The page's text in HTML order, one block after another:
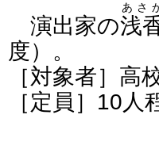
演出家の浅
あさ
度）。
［対象者］高
［定員］10人